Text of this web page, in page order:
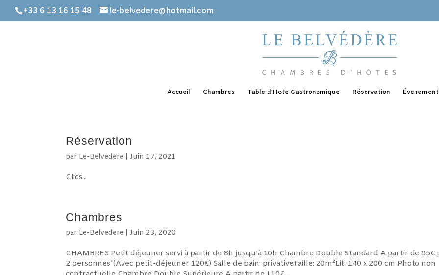
+33 6 13 16 15 48 le-belvedere@hotmail.com
Accueil Chambres Table d’Hote Gastronomique Réservation
Réservation
par Le-Belvedere |Juin 17, 2021
Clics...
Chambres
par Le-Belvedere |Juin 23, 2020
CHAMBRES Petit déjeuner servi à partir de 8h jusqu’à 10h Chambre Double Standard A partir de 95€
2 personnes*(Avec petit-déjeuner 120€) Salle de bain: privativeTaille: 20m²Lit: 140 x 200 cm Photo non